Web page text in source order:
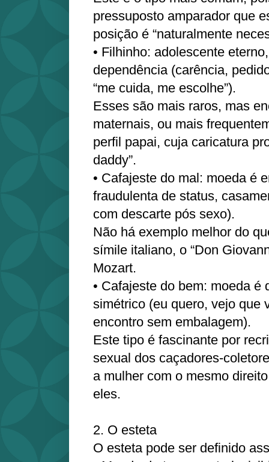
pressuposto amparador que
posição é “naturalmente
• Filhinho: adolescente
dependência (carência,
“me cuida, me escolhe”).
Esses são mais raros, mas
maternais, ou mais
perfil papai, cuja caricatura
daddy”.
• Cafajeste do mal: moeda é
fraudulenta de status,
com descarte pós sexo).
Não há exemplo melhor do
símile italiano, o “Don
Mozart.
• Cafajeste do bem: moeda é
simétrico (eu quero, vejo que
encontro sem embalagem).
Este tipo é fascinante por
sexual dos caçadores-
a mulher com o mesmo
eles.
2. O esteta
O esteta pode ser definido